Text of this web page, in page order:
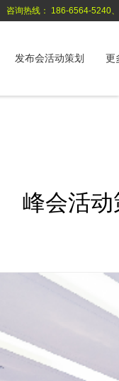
咨询热线： 186-6564-5240
发布会活动策划 更
峰会活